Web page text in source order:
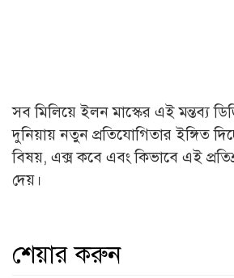
সব মিলিয়ে ইলন মাস্কের এই মন্তব্য
দুনিয়ায় নতুন প্রতিযোগিতার ইঙ্গিত
বিষয়, এক্স কবে এবং কিভাবে এই
দেয়।
শেয়ার করুন